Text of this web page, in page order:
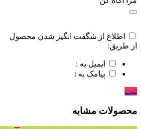
اطلاع از شگفت انگیز شدن محصول
از طریق:
ایمیل به :
پیامک به :
ثبت
محصولات مشابه